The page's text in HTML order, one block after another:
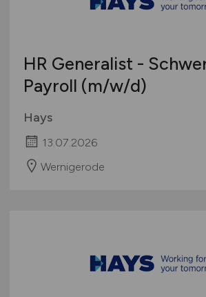
HR Generalist -
Payroll (m/w/d)
Hays
13.07.2026
Wernigerode